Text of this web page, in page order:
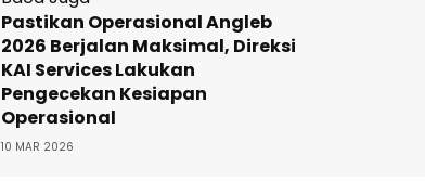
Pastikan Operasional Angleb
2026 Berjalan Maksimal, Direksi
KAI Services Lakukan
Pengecekan Kesiapan
Operasional
10 MAR 2026